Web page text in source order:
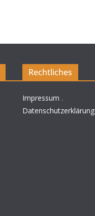
Rechtliches
Impressum .
Datenschutzerklärung